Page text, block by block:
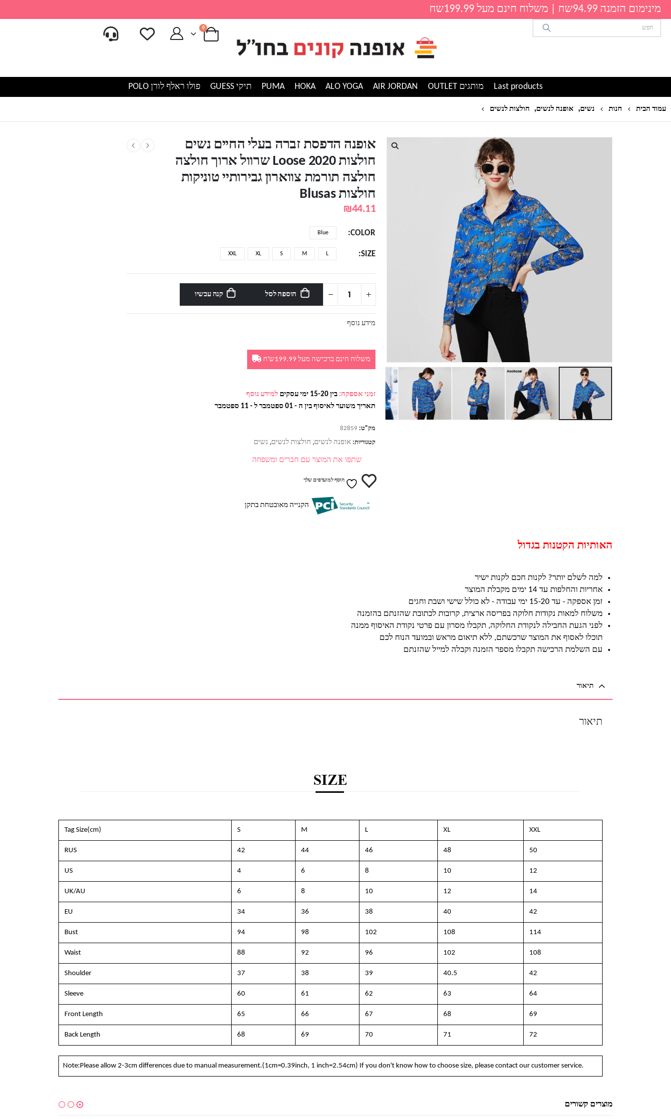
מינימום הזמנה 94.99שח | משלוח חינם מעל 199.99שח
0
Last products מותגים OUTLET AIR JORDAN
ALO YOGA
HOKA
PUMA תיקי GUESS פולו ראלף לורן POLO
עמוד הבית חנות נשים, אופנה לנשים, חולצות לנשים
אופנה הדפסת זברה בעלי החיים נשים
חולצות 2020 Loose שרוול ארוך חולצה
חולצה תורמת צווארון גבירותיי טוניקות
חולצות Blusas
₪44.11
COLOR
Blue
SIZE
L
M
S
XL
XXL
הוספה לסל קנה עכשיו
מידע נוסף
משלוח חינם ברכישה מעל 199.99ש'ח
זמני אספקה: בין 15-20 ימי עסקים
למידע נוסף
תאריך משוער לאיסוף בין ה - 01 ספטמבר ל - 11 ספטמבר
מק"ט: 82859
קטגוריות: אופנה לנשים, חולצות לנשים, נשים
שתפו את המוצר עם חברים ומשפחה
הוסף למועדפים שלך
הקנייה מאובטחת בתקן
האותיות הקטנות בגדול
למה לשלם יותר? לקנות חכם לקנות ישיר
אחריות והחלפות עד 14 ימים מקבלת המוצר
זמן אספקה - עד 15-20 ימי עבודה - לא כולל שישי ושבת וחגים
משלוח למאות נקודות חלוקה בפריסה ארצית, קרובות לכתובת שהזנתם בהזמנה
לפני הגעת החבילה לנקודת החלוקה, תקבלו מסרון עם פרטי נקודת האיסוף ממנה
תוכלו לאסוף את המוצר שרכשתם, ללא תיאום מראש ובמועד הנוח לכם
עם השלמת הרכישה תקבלו מספר הזמנה וקבלה למייל שהזנתם
תיאור
תיאור
Tag Size(cm) S M L XL XXL
RUS 42 44 46 48 50
US 4 6 8 10 12
UK/AU 6 8 10 12 14
EU 34 36 38 40 42
Bust 94 98 102 108 114
Waist 88 92 96 102 108
Shoulder 37 38 39 40.5 42
Sleeve 60 61 62 63 64
Front Length 65 66 67 68 69
Back Length 68 69 70 71 72
Note:Please allow 2-3cm differences due to manual measurement.(1cm=0.39inch, 1 inch=2.54cm) If you don't know how to choose size, please contact our customer service.
מוצרים קשורים